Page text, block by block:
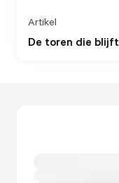
De toren die
Artikel